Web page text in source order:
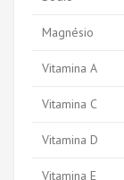
Magnésio
Vitamina A
Vitamina C
Vitamina D
Vitamina E